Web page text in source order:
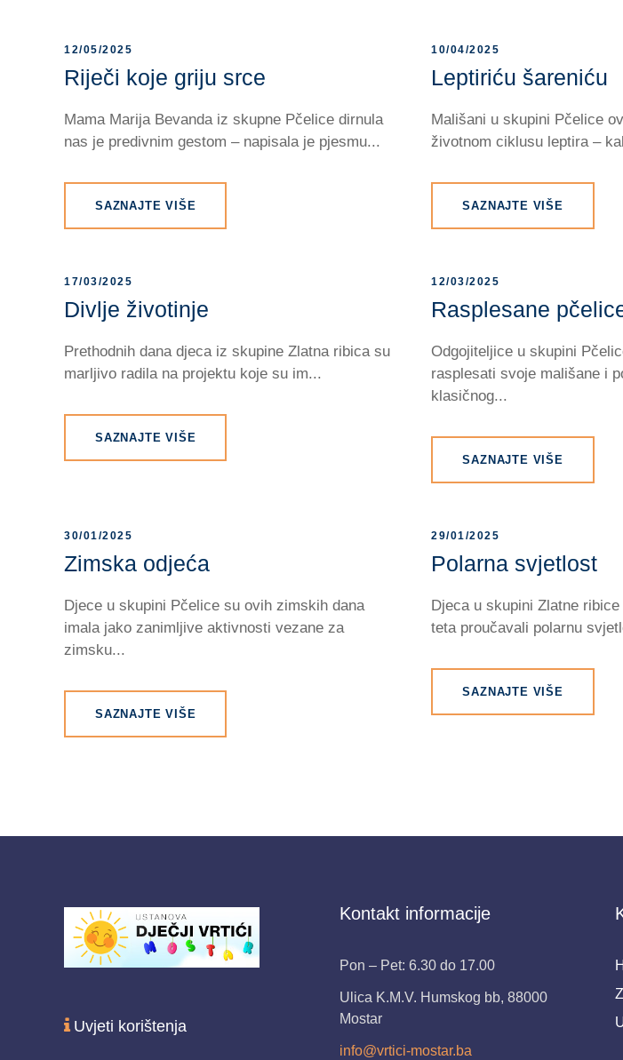
12/05/2025
Riječi koje griju srce
Mama Marija Bevanda iz skupne Pčelice dirnula
nas je predivnim gestom – napisala je pjesmu...
SAZNAJTE VIŠE
10/04/2025
Leptiriću šareniću
Mališani u skupini Pčelice
životnom ciklusu leptira –
SAZNAJTE VIŠE
17/03/2025
Divlje životinje
Prethodnih dana djeca iz skupine Zlatna ribica su
marljivo radila na projektu koje su im...
SAZNAJTE VIŠE
12/03/2025
Rasplesane
Odgojiteljice u skupini
rasplesati svoje mališane i
klasičnog...
SAZNAJTE VIŠE
30/01/2025
Zimska odjeća
Djece u skupini Pčelice su ovih zimskih dana
imala jako zanimljive aktivnosti vezane za
zimsku...
SAZNAJTE VIŠE
29/01/2025
Polarna svjetlost
Djeca u skupini Zlatne
teta proučavali polarnu
SAZNAJTE VIŠE
Uvjeti korištenja
Kontakt informacije
Pon – Pet: 6.30 do 17.00
Ulica K.M.V. Humskog bb, 88000
Mostar
info@vrtici-mostar.ba